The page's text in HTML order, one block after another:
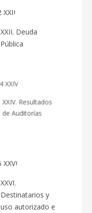
XXII. Deuda
Pública
XXIV. Resultados
de Auditorías
XXVI.
Destinatarios y
uso autorizado e